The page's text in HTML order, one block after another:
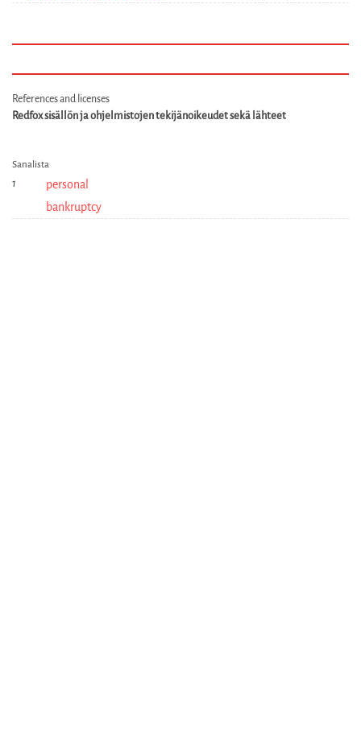
References and licenses
Redfox sisällön ja ohjelmistojen tekijänoikeudet sekä lähteet
Sanalista
personal
bankruptcy